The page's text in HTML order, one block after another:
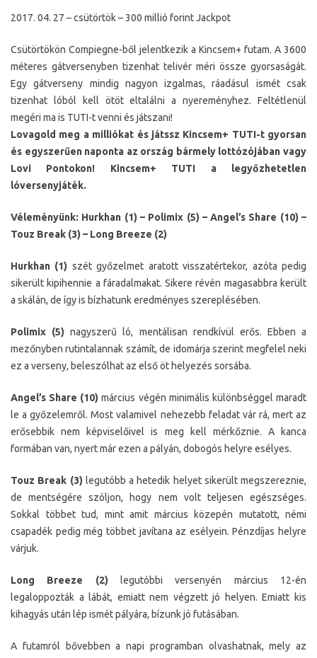
2017. 04. 27 – csütörtök – 300 millió forint Jackpot
Csütörtökön Compiegne-ből jelentkezik a Kincsem+ futam. A 3600
méteres gátversenyben tizenhat telivér méri össze gyorsaságát.
Egy gátverseny mindig nagyon izgalmas, ráadásul ismét csak
tizenhat lóból kell ötöt eltalálni a nyereményhez. Feltétlenül
megéri ma is TUTI-t venni és játszani!
Lovagold meg a milliókat és játssz Kincsem+ TUTI-t gyorsan
és egyszerűen naponta az ország bármely lottózójában vagy
Lovi Pontokon! Kincsem+ TUTI a legyőzhetetlen
lóversenyjáték.
Véleményünk: Hurkhan (1) – Polimix (5) – Angel’s Share (10) –
Touz Break (3) – Long Breeze (2)
Hurkhan (1) szét győzelmet aratott visszatértekor, azóta pedig
sikerült kipihennie a fáradalmakat. Sikere révén magasabbra került
a skálán, de így is bízhatunk eredményes szereplésében.
Polimix (5) nagyszerű ló, mentálisan rendkívül erős. Ebben a
mezőnyben rutintalannak számít, de idomárja szerint megfelel neki
ez a verseny, beleszólhat az első öt helyezés sorsába.
Angel’s Share (10) március végén minimális különbséggel maradt
le a győzelemről. Most valamivel nehezebb feladat vár rá, mert az
erősebbik nem képviselőivel is meg kell mérkőznie. A kanca
formában van, nyert már ezen a pályán, dobogós helyre esélyes.
Touz Break (3) legutóbb a hetedik helyet sikerült megszereznie,
de mentségére szóljon, hogy nem volt teljesen egészséges.
Sokkal többet tud, mint amit március közepén mutatott, némi
csapadék pedig még többet javítana az esélyein. Pénzdíjas helyre
várjuk.
Long Breeze (2) legutóbbi versenyén március 12-én
legaloppozták a lábát, emiatt nem végzett jó helyen. Emiatt kis
kihagyás után lép ismét pályára, bízunk jó futásában.
A futamról bővebben a napi programban olvashatnak, mely az